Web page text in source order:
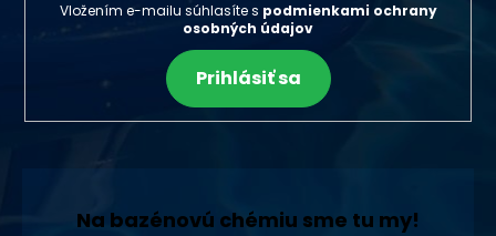
Vložením e-mailu súhlasíte s podmienkami ochrany
osobných údajov
Prihlásiť sa
Na bazénovú chémiu sme tu my!